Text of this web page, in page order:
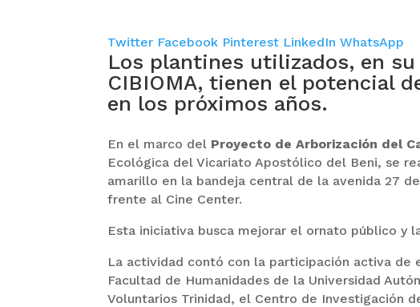
Twitter Facebook Pinterest LinkedInWhatsApp
Los plantines utilizados, en
CIBIOMA, tienen el potencial
en los próximos años.
En el marco del Proyecto de Arborización del
Ecológica del Vicariato Apostólico del Beni, se
amarillo en la bandeja central de la avenida 27
frente al Cine Center.
Esta iniciativa busca mejorar el ornato público y
La actividad contó con la participación activa de
Facultad de Humanidades de la Universidad
Voluntarios Trinidad, el Centro de Investigación